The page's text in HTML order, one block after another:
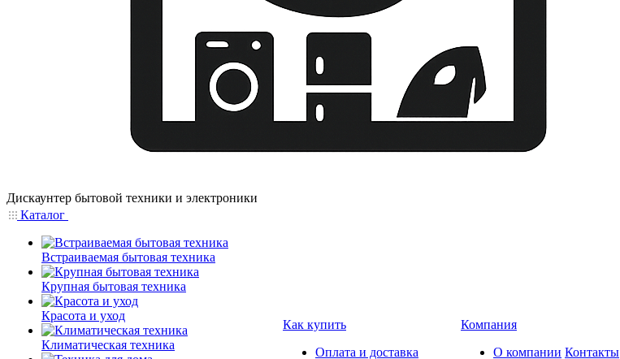
Дискаунтер бытовой техники и электроники
Каталог
Встраиваемая бытовая техника
Крупная бытовая техника
Красота и уход
Климатическая техника
Как купить
Оплата и доставка
Компания
О компании Контакты